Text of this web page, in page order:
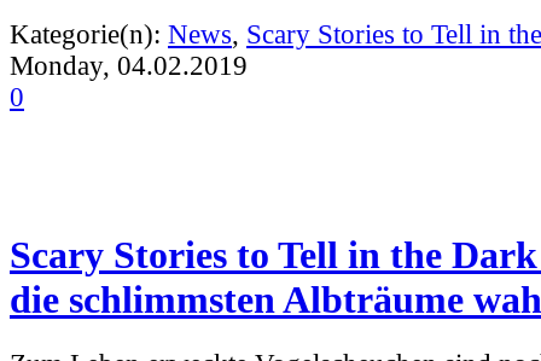
Kategorie(n): News, Scary Stories to Tell in
Monday, 04.02.2019
0
Scary Stories to Tell in the
die schlimmsten Albträume